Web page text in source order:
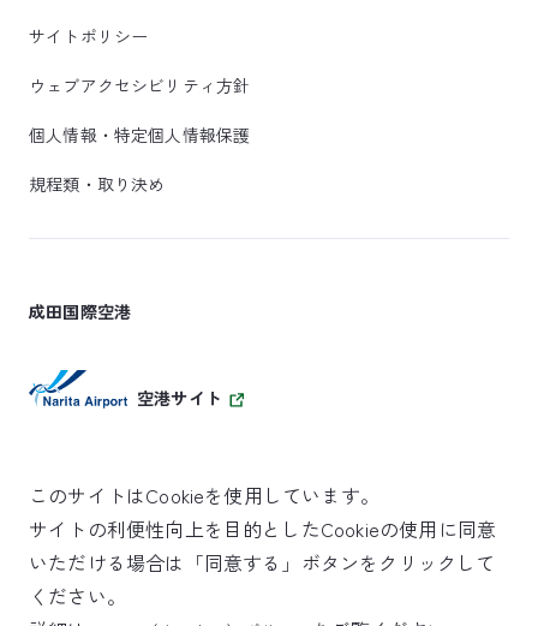
サイトポリシー
ウェブアクセシビリティ方針
個人情報・特定個人情報保護
規程類・取り決め
成田国際空港
空港サイト
SKYTRAX
5スターエアポート
このサイトはCookieを使用しています。
サイトの利便性向上を目的としたCookieの使用に同意
いただける場合は「同意する」ボタンをクリックして
ください。